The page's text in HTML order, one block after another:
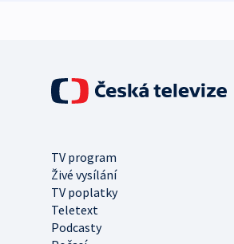
TV program
Živé vysílání
TV poplatky
Teletext
Podcasty